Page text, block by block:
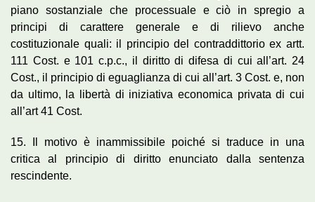
piano sostanziale che processuale e ciò in spregio a
principi di carattere generale e di rilievo anche
costituzionale quali: il principio del contraddittorio ex artt.
111 Cost. e 101 c.p.c., il diritto di difesa di cui all’art. 24
Cost., il principio di eguaglianza di cui all’art. 3 Cost. e, non
da ultimo, la libertà di iniziativa economica privata di cui
all’art 41 Cost.
15. Il motivo è inammissibile poiché si traduce in una
critica al principio di diritto enunciato dalla sentenza
rescindente.